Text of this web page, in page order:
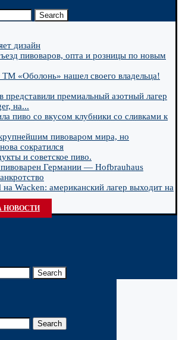
Search
дизайн
пивоваров, опта и розницы по новым
ТМ «Оболонь» нашел своего владельца!
представили премиальный азотный лагер
на...
пиво со вкусом клубники со сливками к
пивоваром мира, но
сократился
и советское пиво.
Германии — Hofbrauhaus
Wacken: американский лагер выходит на
НОВОСТИ
Search
Search